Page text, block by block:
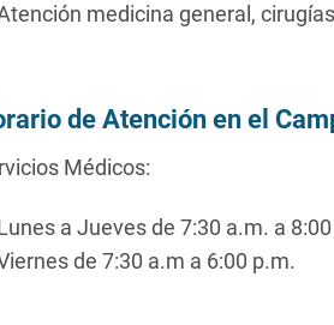
medicina general,
de Atención en el
Médicos:
a Jueves de 7:30 a.m. a
de 7:30 a.m a 6:00 p.m.